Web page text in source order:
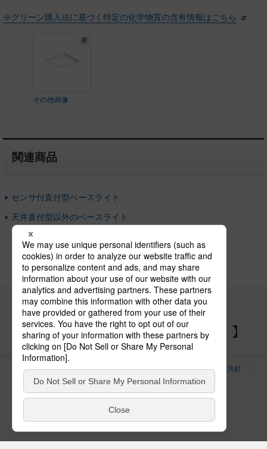
※グリーン購入法に基づく特定の化学物質の含有情報はこちら
その他画像
関連商品
センサ付直付型ベースライト
天井直付型以外のベースライト
パナソニックの電気設備 SNSアカウント
サイトのご利用にあたって クッキーポリシー
個人情報保護方針
パナソニック ホールディングス
Area/Country
電気・建築設備（ビジネス）